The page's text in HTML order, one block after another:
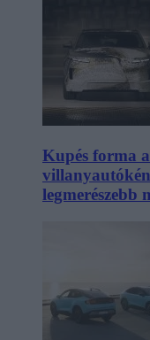
Kupés forma
legmerészebb